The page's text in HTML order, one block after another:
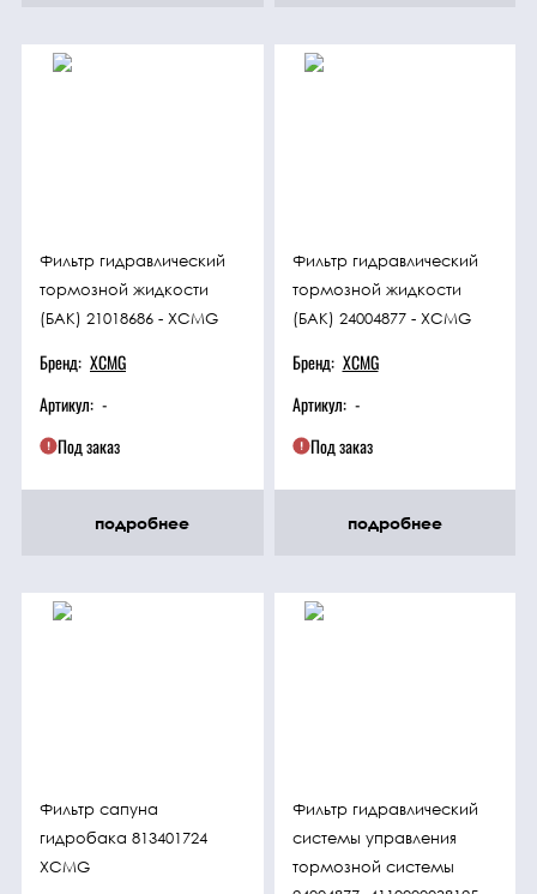
Фильтр гидравлический
тормозной жидкости
(БАК) 21018686 - XCMG
Бренд: XCMG
Артикул: -
Под заказ
подробнее
Фильтр гидравлический
тормозной жидкости
(БАК) 24004877 - XCMG
Бренд: XCMG
Артикул: -
Под заказ
подробнее
Фильтр сапуна
гидробака 813401724
XCMG
Фильтр гидравлический
системы управления
тормозной системы